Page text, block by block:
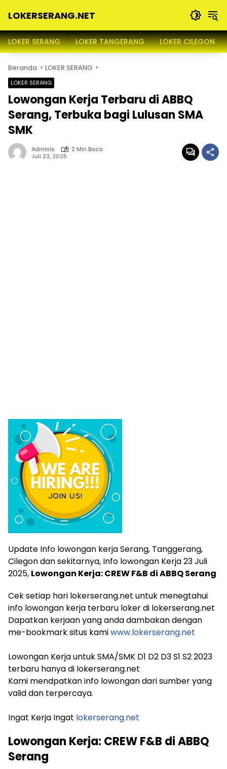
LOKERSERANG.NET
Lowongan
Kerja
dan
Sekitarnya
LOKER SERANG LOKER TANGERANG LOKER CILEGON
Beranda LOKER SERANG
LOKER SERANG
Lowongan Kerja Terbaru di ABBQ
Serang, Terbuka bagi Lulusan SMA
SMK
Adminls
2 Min Baca
Juli 23, 2025
Update Info lowongan kerja Serang, Tanggerang,
Cilegon dan sekitarnya, Info lowongan Kerja 23 Juli
2025, Lowongan Kerja: CREW F&B di ABBQ Serang
Cek setiap hari lokerserang.net untuk menegtahui
info lowongan kerja terbaru loker di lokerserang.net
Dapatkan kerjaan yang anda dambakan dengan
me-bookmark situs kamiwww.lokerserang.net
Lowongan Kerja untuk SMA/SMK D1 D2 D3 S1 S2 2023
terbaru hanya di lokerserang.net
Kami mendpatkan info lowongan dari sumber yang
valid dan terpercaya.
Ingat Kerja Ingat lokerserang.net
Lowongan Kerja: CREW F&B di ABBQ
Serang